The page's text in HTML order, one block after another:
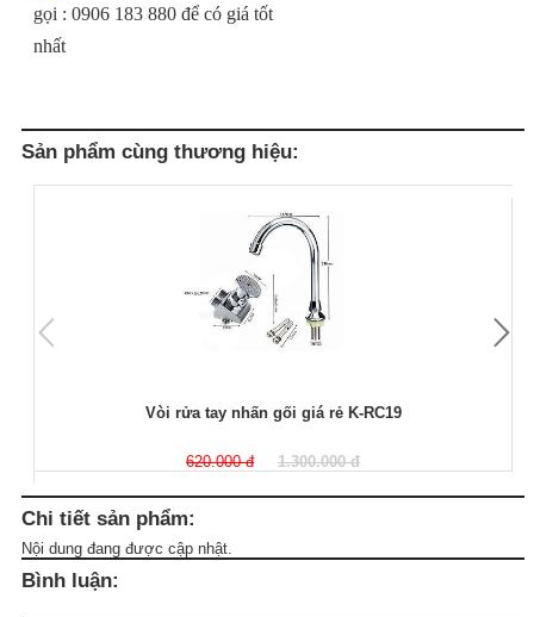
gọi : 0906 183 880 để có giá tốt
nhất
Sản phẩm cùng thương hiệu:
Vòi rửa tay nhấn gối giá rẻ K-RC19
620.000 đ 1.300.000 đ
Chi tiết sản phẩm:
Nội dung đang được cập nhật.
Bình luận: